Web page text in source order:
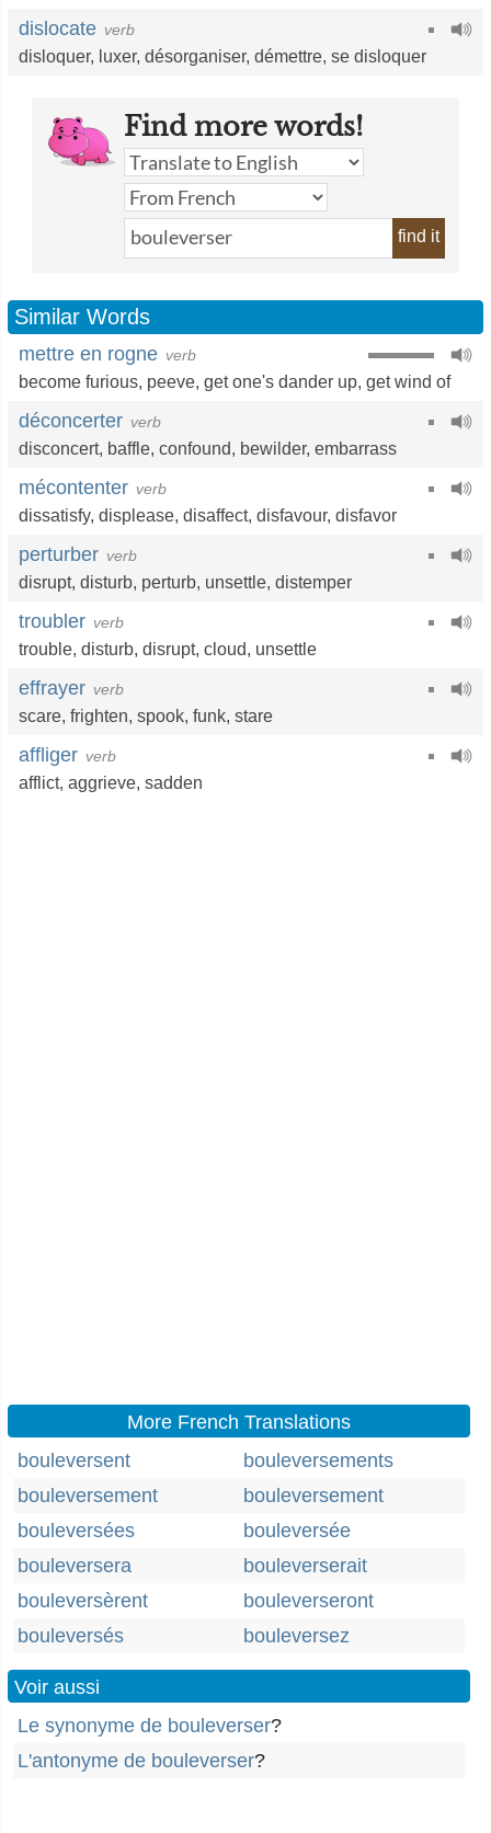
dislocate verb
disloquer, luxer, désorganiser, démettre, se disloquer
Find more words!
find it
Similar Words
mettre en rogne verb
become furious, peeve, get one's dander up, get wind of
déconcerter verb
disconcert, baffle, confound, bewilder, embarrass
mécontenter verb
dissatisfy, displease, disaffect, disfavour, disfavor
perturber verb
disrupt, disturb, perturb, unsettle, distemper
troubler verb
trouble, disturb, disrupt, cloud, unsettle
effrayer verb
scare, frighten, spook, funk, stare
affliger verb
afflict, aggrieve, sadden
More French Translations
bouleversent
bouleversements
bouleversement
bouleversement
bouleversées
bouleversée
bouleversera
bouleverserait
bouleversèrent
bouleverseront
bouleversés
bouleversez
Voir aussi
Le synonyme de bouleverser?
L'antonyme de bouleverser?